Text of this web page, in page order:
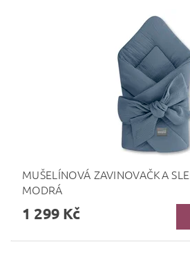
MUŠELÍNOVÁ ZAVINOVAČKA
MODRÁ
1 299 Kč